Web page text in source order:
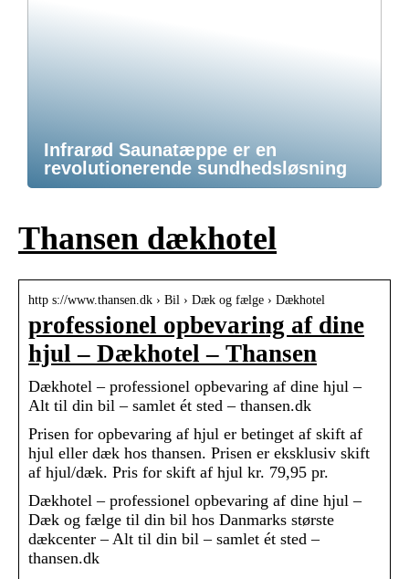
Infrarød Saunatæppe er en
revolutionerende sundhedsløsning
Thansen dækhotel
http s://www.thansen.dk › Bil › Dæk og fælge › Dækhotel
professionel opbevaring af dine
hjul – Dækhotel – Thansen
Dækhotel – professionel opbevaring af dine hjul –
Alt til din bil – samlet ét sted – thansen.dk
Prisen for opbevaring af hjul er betinget af skift af
hjul eller dæk hos thansen. Prisen er eksklusiv skift
af hjul/dæk. Pris for skift af hjul kr. 79,95 pr.
Dækhotel – professionel opbevaring af dine hjul –
Dæk og fælge til din bil hos Danmarks største
dækcenter – Alt til din bil – samlet ét sted –
thansen.dk